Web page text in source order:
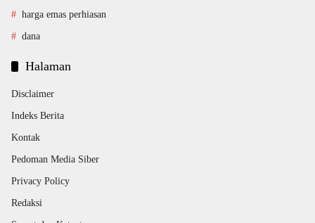
harga emas perhiasan
dana
Halaman
Disclaimer
Indeks Berita
Kontak
Pedoman Media Siber
Privacy Policy
Redaksi